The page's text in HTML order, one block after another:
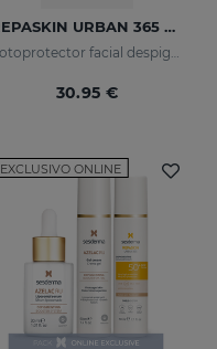
REPASKIN URBAN 365 Despigmentante SPF50+
Fotoprotector facial despigmentante
30.95 €
EXCLUSIVO ONLINE